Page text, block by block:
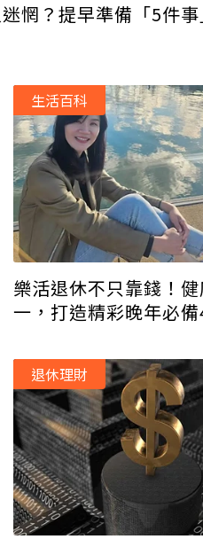
惘？提早準備「5件
樂活退休不只靠錢！
一，打造精彩晚年必
生活百科
退休理財